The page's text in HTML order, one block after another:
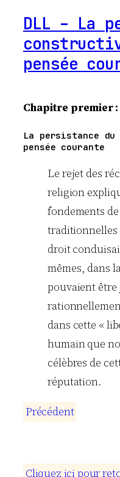
DLL – La
pensée
Chapitre premier :
La persistance
pensée courante
Le rejet des
religion
fondements
traditionnelles
droit
mêmes, dans
pouvaient
dans cette «
humain que
célèbres de
réputation.
Précédent
Cliquez icipourret